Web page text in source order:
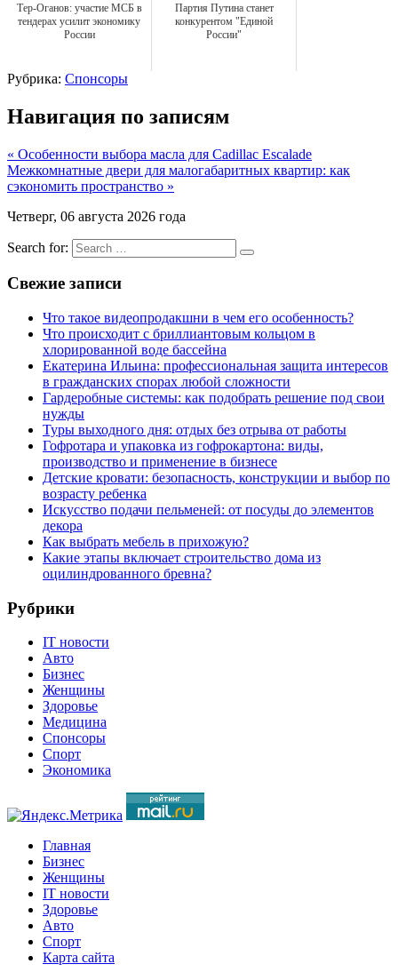
Тер-Оганов: участие МСБ в
тендерах усилит экономику
России
Партия Путина станет
конкурентом "Единой
России"
Рубрика: Спонсоры
Навигация по записям
« Особенности выбора масла для Cadillac Escalade
Межкомнатные двери для малогабаритных квартир: как
сэкономить пространство »
Четверг, 06 августа 2026 года
Search for:
Свежие записи
Что такое видеопродакшни в чем его особенность?
Что происходит с бриллиантовым кольцом в
хлорированной воде бассейна
Екатерина Ильина: профессиональная защита интересов
в гражданских спорах любой сложности
Гардеробные системы: как подобрать решение под свои
нужды
Туры выходного дня: отдых без отрыва от работы
Гофротара и упаковка из гофрокартона: виды,
производство и применение в бизнесе
Детские кровати: безопасность, конструкции и выбор по
возрасту ребенка
Искусство подачи пельменей: от посуды до элементов
декора
Как выбрать мебель в прихожую?
Какие этапы включает строительство дома из
оцилиндрованного бревна?
Рубрики
IT новости
Авто
Бизнес
Женщины
Здоровье
Медицина
Спонсоры
Спорт
Экономика
Главная
Бизнес
Женщины
IT новости
Здоровье
Авто
Спорт
Карта сайта